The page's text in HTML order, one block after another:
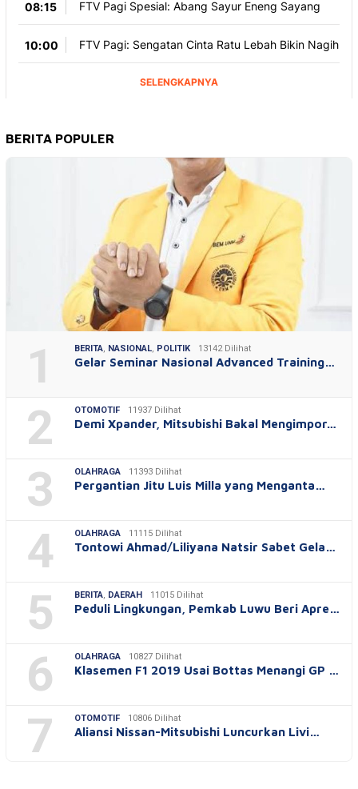
BERITA POPULER
1 BERITA, NASIONAL, POLITIK 13142 Dilihat
Gelar Seminar Nasional Advanced Training…
2 OTOMOTIF 11937 Dilihat
Demi Xpander, Mitsubishi Bakal Mengimpor…
3 OLAHRAGA 11393 Dilihat
Pergantian Jitu Luis Milla yang Menganta…
4 OLAHRAGA 11115 Dilihat
Tontowi Ahmad/Liliyana Natsir Sabet Gela…
5 BERITA, DAERAH 11015 Dilihat
Peduli Lingkungan, Pemkab Luwu Beri Apre…
6 OLAHRAGA 10827 Dilihat
Klasemen F1 2019 Usai Bottas Menangi GP …
7 OTOMOTIF 10806 Dilihat
Aliansi Nissan-Mitsubishi Luncurkan Livi…